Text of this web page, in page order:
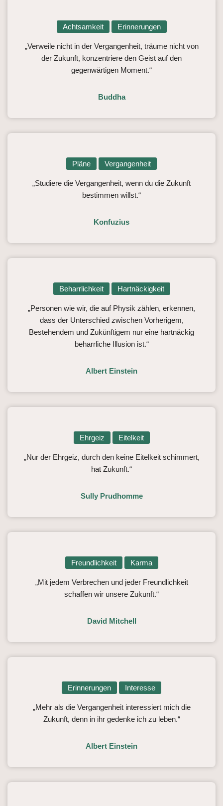
Achtsamkeit Erinnerungen
„Verweile nicht in der Vergangenheit, träume nicht von
der Zukunft, konzentriere den Geist auf den
gegenwärtigen Moment.“
Buddha
Pläne Vergangenheit
„Studiere die Vergangenheit, wenn du die Zukunft
bestimmen willst.“
Konfuzius
Beharrlichkeit Hartnäckigkeit
„Personen wie wir, die auf Physik zählen, erkennen,
dass der Unterschied zwischen Vorherigem,
Bestehendem und Zukünftigem nur eine hartnäckig
beharrliche Illusion ist.“
Albert Einstein
Ehrgeiz Eitelkeit
„Nur der Ehrgeiz, durch den keine Eitelkeit schimmert,
hat Zukunft.“
Sully Prudhomme
Freundlichkeit Karma
„Mit jedem Verbrechen und jeder Freundlichkeit
schaffen wir unsere Zukunft.“
David Mitchell
Erinnerungen Interesse
„Mehr als die Vergangenheit interessiert mich die
Zukunft, denn in ihr gedenke ich zu leben.“
Albert Einstein